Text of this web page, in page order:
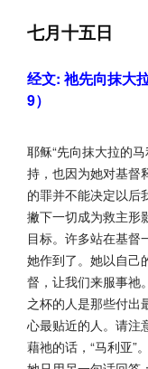
七月十五日
经文: 祂先向抹大
9）
耶稣“先向抹大拉的
持，也因为她对基督
的罪并不能决定以后
撇下一切成为救主形
目标。许多站在基督
她作到了。她以自己
督，让我们来服事祂
之杯的人是那些付出
心最贴近的人。请注
藉祂的话，“马利亚”